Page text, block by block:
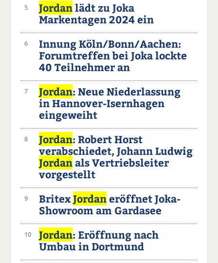
5 Jordanlädt zu Joka
Markentagen 2024 ein
6
Innung Köln/Bonn/Aachen:
Forumtreffen bei Joka lockte
40 Teilnehmer an
7 Jordan: Neue Niederlassung
in Hannover-Isernhagen
eingeweiht
8 Jordan: Robert Horst
verabschiedet, Johann Ludwig
Jordanals Vertriebsleiter
vorgestellt
9 BritexJordaneröffnet Joka-
Showroom am Gardasee
10 Jordan: Eröffnung nach
Umbau in Dortmund